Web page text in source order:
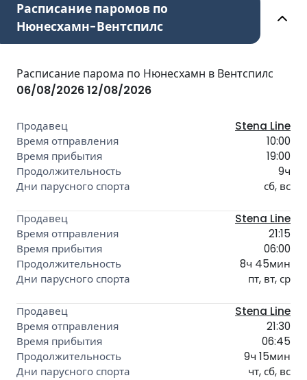
Расписание паромов по
Нюнесхамн-Вентспилс
Расписание парома по Нюнесхамн в Вентспилс
06/08/202612/08/2026
Stena Line
10:00
19:00
9ч
сб, вс
Stena Line
21:15
06:00
8ч 45мин
пт, вт, ср
Stena Line
21:30
06:45
9ч 15мин
чт, сб, вс